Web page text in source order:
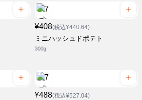
¥408(税込¥440.64)
ミニハッシュドポテト
300g
¥488(税込¥527.04)